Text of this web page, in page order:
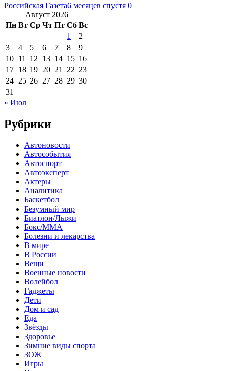
Российская Газета6 месяцев спустя 0
Август 2026
Пн Вт Ср Чт Пт Сб Вс
1
2
3
4 5 6 7 8
9
10 11 12 13 14 15 16
17 18 19 20 21 22 23
24 25 26 27 28 29 30
31
« Июл
Рубрики
Автоновости
Автособытия
Автоспорт
Автоэксперт
Актеры
Аналитика
Баскетбол
Безумный мир
Биатлон/Лыжи
Бокс/MMA
Болезни и лекарства
В мире
В России
Вещи
Военные новости
Волейбол
Гаджеты
Дети
Дом и сад
Еда
Звёзды
Здоровье
Зимние виды спорта
ЗОЖ
Игры